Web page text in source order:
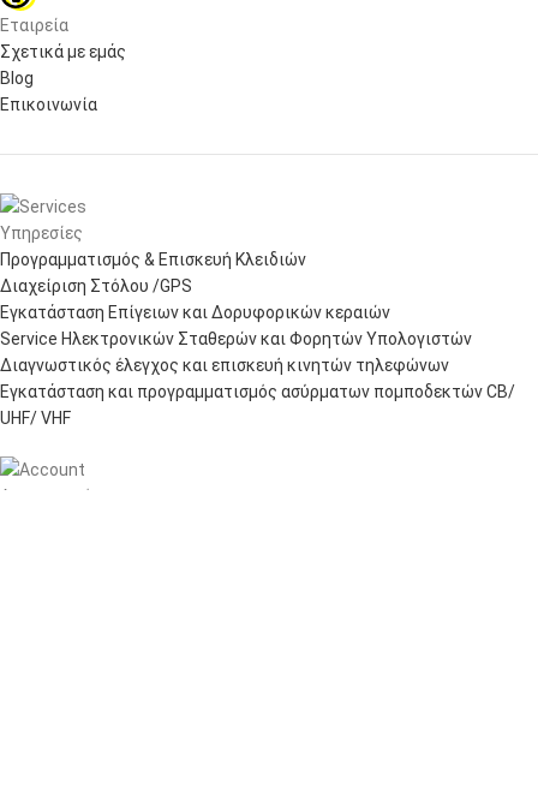
Εταιρεία
Σχετικά με εμάς
Blog
Επικοινωνία
Υπηρεσίες
Προγραμματισμός & Επισκευή Κλειδιών
Διαχείριση Στόλου /GPS
Εγκατάσταση Επίγειων και Δορυφορικών κεραιών
Service Ηλεκτρονικών Σταθερών και Φορητών Υπολογιστών
Διαγνωστικός έλεγχος και επισκευή κινητών τηλεφώνων
Εγκατάσταση και προγραμματισμός ασύρματων πομποδεκτών CB/
UHF/ VHF
Λογαριασμός